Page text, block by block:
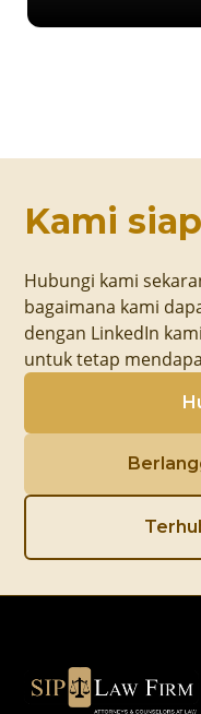
Kami
Hubungi kami
bagaimana kami
dengan LinkedIn
untuk tetap